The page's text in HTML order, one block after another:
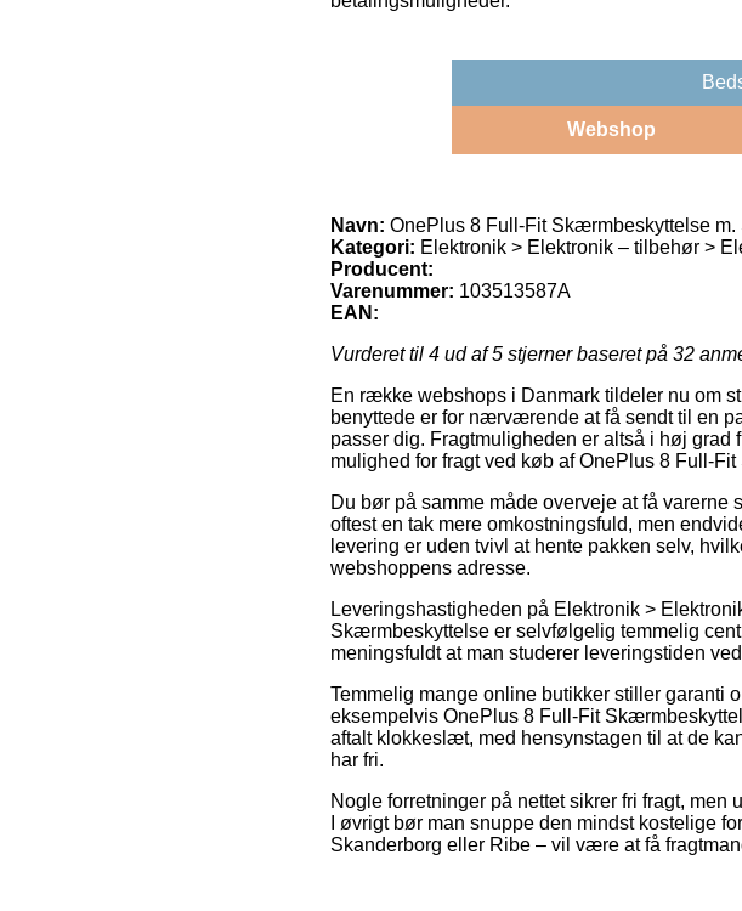
Webshop
Navn: OnePlus 8 Full-Fit Skærmbeskyttelse m.
Kategori: Elektronik > Elektronik – tilbehør >
Producent:
Varenummer: 103513587A
EAN:
Vurderet til 4 ud af 5 stjerner baseret på 32
En række webshops i Danmark tildeler nu om
benyttede er for nærværende at få sendt til en
passer dig. Fragtmuligheden er altså i høj
mulighed for fragt ved køb af OnePlus 8 Full-
Du bør på samme måde overveje at få
oftest en tak mere omkostningsfuld, men
levering er uden tvivl at hente pakken selv,
webshoppens adresse.
Leveringshastigheden på Elektronik >
Skærmbeskyttelse er selvfølgelig temmelig
meningsfuldt at man studerer leveringstiden
Temmelig mange online butikker stiller garanti
eksempelvis OnePlus 8 Full-Fit
aftalt klokkeslæt, med hensynstagen til at de
har fri.
Nogle forretninger på nettet sikrer fri fragt,
I øvrigt bør man snuppe den mindst kostelige
Skanderborg eller Ribe – vil være at få